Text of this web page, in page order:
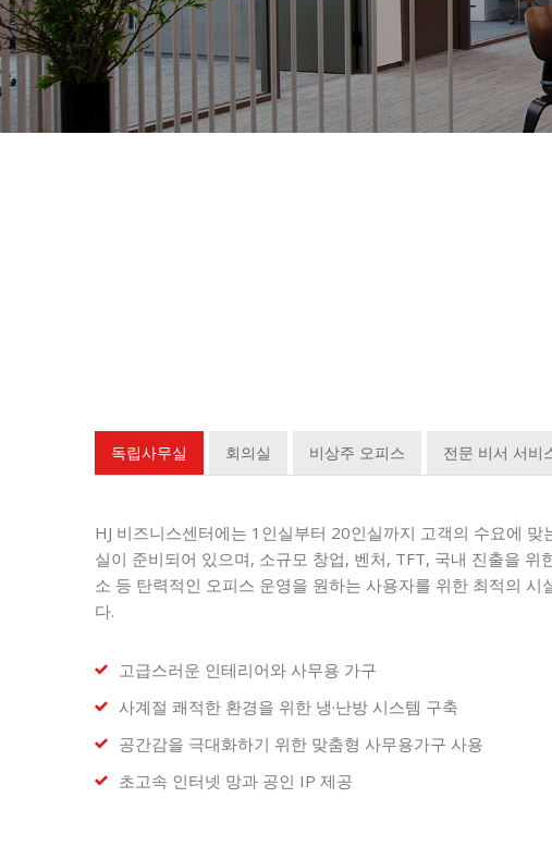
독립사무실 회의실 비상주 오피스 전문 비서 서비
HJ 비즈니스센터에는 1인실부터 20인실까지 고객의 수요에 맞
실이 준비되어 있으며, 소규모 창업, 벤처, TFT, 국내 진출을 위
소 등 탄력적인 오피스 운영을 원하는 사용자를 위한 최적의 시
다.
고급스러운 인테리어와 사무용 가구
사계절 쾌적한 환경을 위한 냉·난방 시스템 구축
공간감을 극대화하기 위한 맞춤형 사무용가구 사용
초고속 인터넷 망과 공인 IP 제공